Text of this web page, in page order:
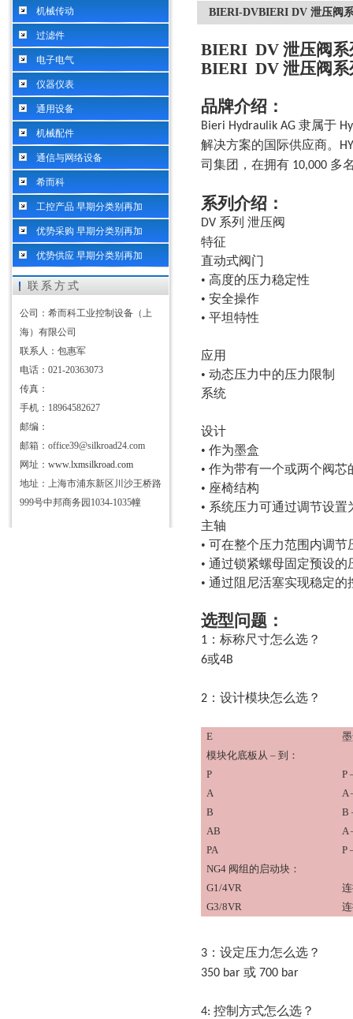
机械传动
过滤件
电子电气
仪器仪表
通用设备
机械配件
通信与网络设备
希而科
工控产品 早期分类别再加
优势采购 早期分类别再加
优势供应 早期分类别再加
联系方式
公司：希而科工业控制设备（上
海）有限公司
联系人：包惠军
电话：021-20363073
传真：
手机：18964582627
邮编：
邮箱：office39@silkroad24.com
网址： www.lxmsilkroad.com
地址：上海市浦东新区川沙王桥路
999号中邦商务园1034-1035幢
BIERI-DVBIERI DV 泄压阀
BIERI DV 泄压阀系
BIERI DV 泄压阀系
品牌介绍：
Bieri Hydraulik AG 隶属于
解决方案的国际供应商。
司集团，在拥有 10,000 多
系列介绍：
DV 系列 泄压阀
特征
直动式阀门
• 高度的压力稳定性
• 安全操作
• 平坦特性
应用
• 动态压力中的压力限制
系统
设计
• 作为墨盒
• 作为带有一个或两个阀芯
• 座椅结构
• 系统压力可通过调节设置
主轴
• 可在整个压力范围内调节
• 通过锁紧螺母固定预设的
• 通过阻尼活塞实现稳定的
选型问题：
1 ：标称尺寸怎么选？
6或4B
2 ：设计模块怎么选？
E
模块化底板从 – 到：
P
P
A
A
B
B
AB
A
PA
P
NG4 阀组的启动块：
G1/4VR
G3/8VR
3 ：设定压力怎么选？
350 bar 或 700 bar
4: 控制方式怎么选？